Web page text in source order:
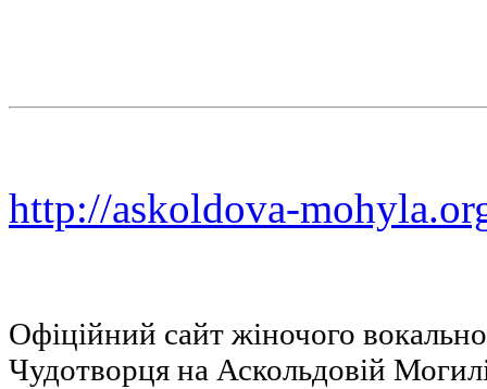
http://askoldova-
Офіційний сайт жіночого
Чудотворця на Аскольдовій